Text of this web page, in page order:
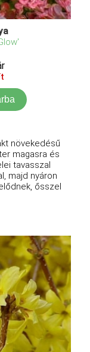
növekedésű
magasra és
tavasszal
majd nyáron
ősszel